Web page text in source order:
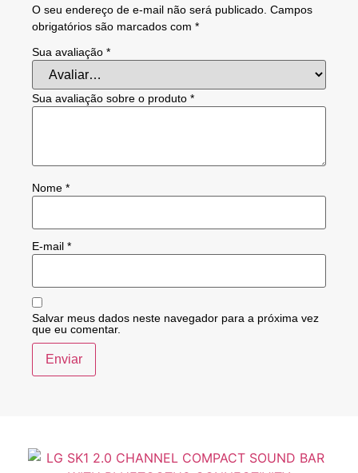
O seu endereço de e-mail não será publicado. Campos
obrigatórios são marcados com *
Sua avaliação *
Sua avaliação sobre o produto *
Nome *
E-mail *
Salvar meus dados neste navegador para a próxima vez
que eu comentar.